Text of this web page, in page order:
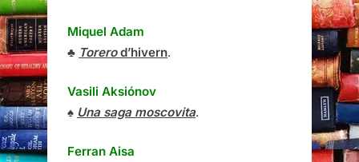
Miquel Adam
♣ Torerod’hivern.
Vasili Aksiónov
♠ Una saga moscovita.
Ferran Aisa